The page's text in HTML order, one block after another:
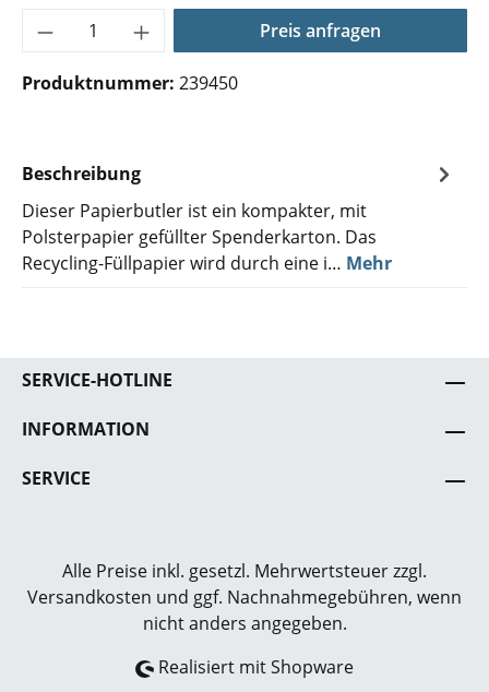
Produkt Anzahl: Gib den gewünschten
Preis anfragen
Produktnummer: 239450
Beschreibung
Dieser Papierbutler ist ein kompakter, mit
Polsterpapier gefüllter Spenderkarton. Das
Recycling-Füllpapier wird durch eine i… Mehr
SERVICE-HOTLINE
INFORMATION
SERVICE
Alle Preise inkl. gesetzl. Mehrwertsteuer zzgl.
Versandkosten und ggf. Nachnahmegebühren, wenn
nicht anders angegeben.
Realisiert mit Shopware